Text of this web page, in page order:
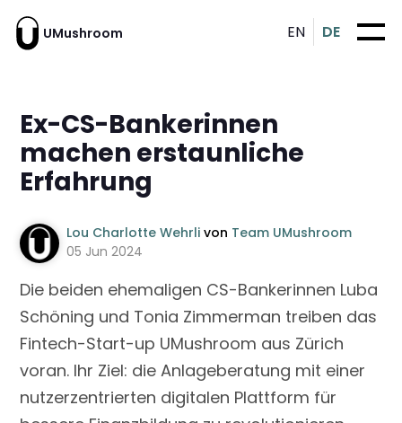
UMushroom EN DE
Ex-CS-Bankerinnen
machen erstaunliche
Erfahrung
Lou Charlotte Wehrlivon Team UMushroom
05 Jun 2024
Die beiden ehemaligen CS-Bankerinnen Luba
Schöning und Tonia Zimmerman treiben das
Fintech-Start-up UMushroom aus Zürich
voran. Ihr Ziel: die Anlageberatung mit einer
nutzerzentrierten digitalen Plattform für